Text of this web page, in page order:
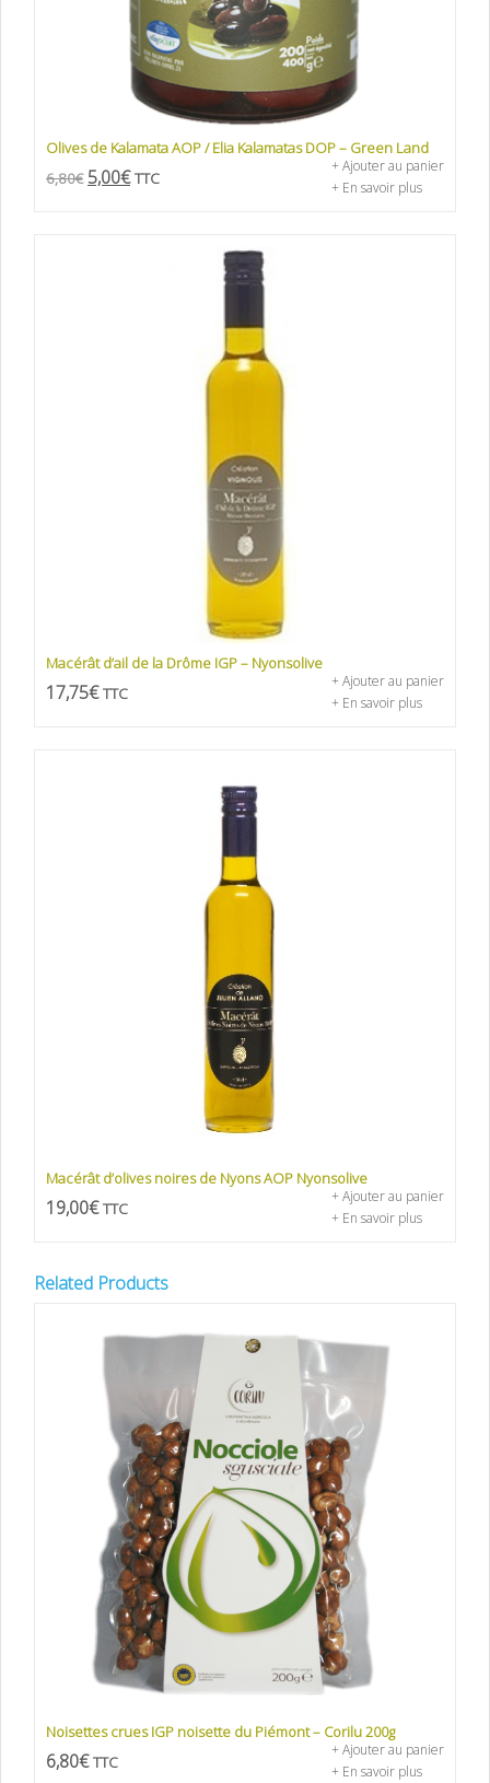
Olives de Kalamata AOP / Elia Kalamatas DOP – Green Land
6,80€ 5,00€ TTC
+ Ajouter au panier
+ En savoir plus
Macérât d’ail de la Drôme IGP – Nyonsolive
17,75€ TTC
+ Ajouter au panier
+ En savoir plus
Macérât d’olives noires de Nyons AOP Nyonsolive
19,00€ TTC
+ Ajouter au panier
+ En savoir plus
Related Products
Noisettes crues IGP noisette du Piémont – Corilu 200g
6,80€ TTC
+ Ajouter au panier
+ En savoir plus